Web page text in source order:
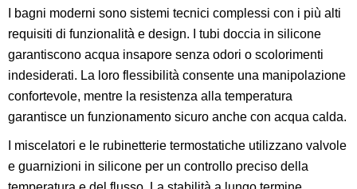
I bagni moderni sono sistemi tecnici complessi con i più alti
requisiti di funzionalità e design. I tubi doccia in silicone
garantiscono acqua insapore senza odori o scolorimenti
indesiderati. La loro flessibilità consente una manipolazione
confortevole, mentre la resistenza alla temperatura
garantisce un funzionamento sicuro anche con acqua calda.
I miscelatori e le rubinetterie termostatiche utilizzano valvole
e guarnizioni in silicone per un controllo preciso della